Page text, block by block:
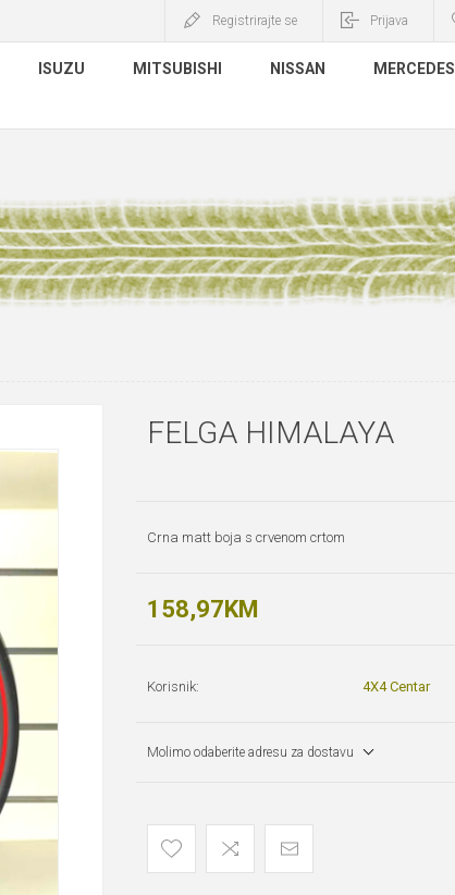
Registrirajte se Prijava
ISUZU MITSUBISHI NISSAN MERCEDES
FELGA HIMALAYA
Crna matt boja s crvenom crtom
158,97KM
Korisnik: 4X4 Centar
Molimo odaberite adresu za dostavu